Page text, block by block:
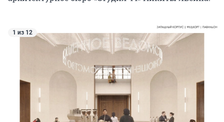
1 из 12